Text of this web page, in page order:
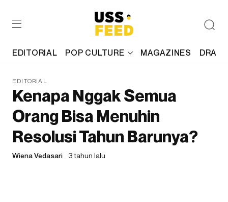
EDITORIAL POP CULTURE MAGAZINES
EDITORIAL
Kenapa Nggak Semua
Orang Bisa Menuhin
Resolusi Tahun Barunya?
Wiena Vedasari 3 tahun lalu